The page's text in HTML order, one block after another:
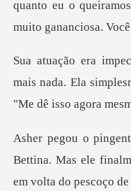
quanto eu o
mais nada. Ela
Bettina. Mas ele